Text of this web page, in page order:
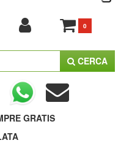
0
CERCA
GRATIS